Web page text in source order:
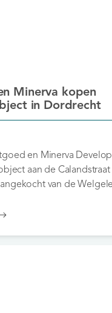
Minerva kopen
in Dordrecht
en Minerva
aan de Calandstraat
van de